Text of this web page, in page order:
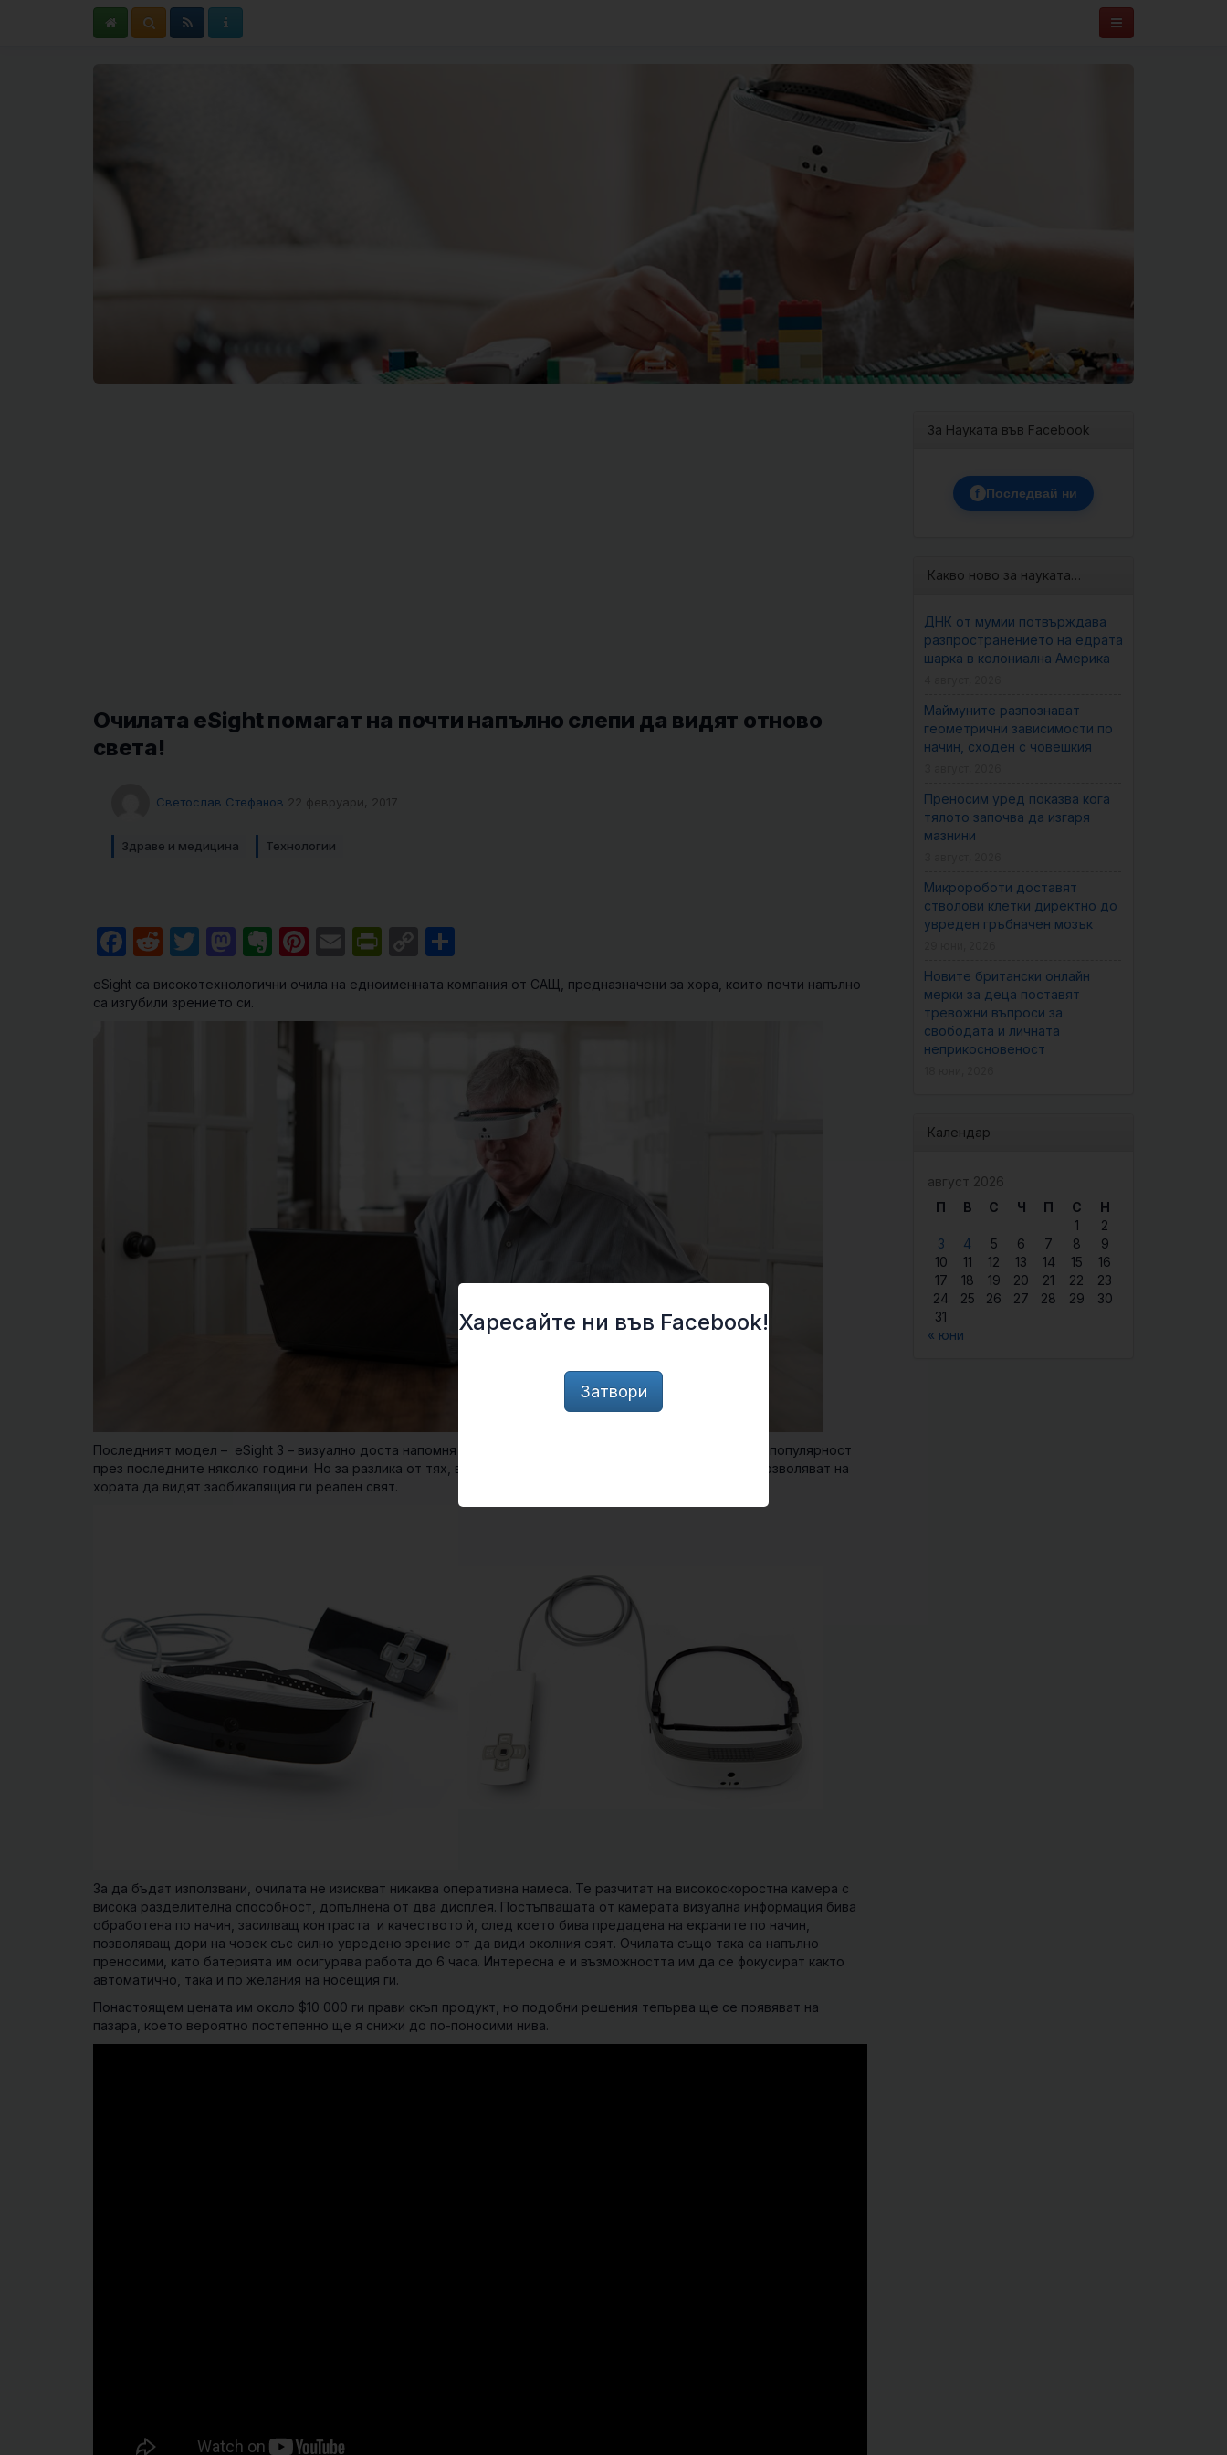
Очилата eSight помагат на почти напълно слепи да видят отново
света!
Светослав Стефанов 22 февруари, 2017
Здраве и медицина Технологии
Facebook
RedditTwitter
Mastodon
Evernote
Pinterest
EmailPrintFriendly
Copy
eSight са високотехнологични очила на едноименната компания от САЩ, предназначени за хора, които почти напълно
са изгубили зрението си.
Последният модел – eSight 3 – визуално доста напомня очилата за виртуална реалност, които набират популярност
през последните няколко години. Но за разлика от тях, вместо да правят виртуалния по-истински, те позволяват на
хората да видят заобикалящия ги реален свят.
За да бъдат използвани, очилата не изискват никаква оперативна намеса. Те разчитат на високоскоростна камера с
висока разделителна способност, допълнена от два дисплея. Постъпващата от камерата визуална информация бива
обработена по начин, засилващ контраста и качеството ѝ, след което бива предадена на екраните по начин,
позволяващ дори на човек със силно увредено зрение от да види околния свят. Очилата също така са напълно
преносими, като батерията им осигурява работа до 6 часа. Интересна е и възможността им да се фокусират както
автоматично, така и по желания на носещия ги.
Понастоящем цената им около $10 000 ги прави скъп продукт, но подобни решения тепърва ще се появяват на
пазара, което вероятно постепенно ще я снижи до по-поносими нива.
За Науката във Facebook
f Последвай ни
Какво ново за науката…
ДНК от мумии потвърждава
разпространението на едрата
шарка в колониална Америка
Маймуните разпознават
геометрични зависимости по
начин, сходен с човешкия
Преносим уред показва кога
тялото започва да изгаря
мазнини
Микророботи доставят
стволови клетки директно до
увреден гръбначен мозък
Новите британски онлайн
мерки за деца поставят
тревожни въпроси за
свободата и личната
неприкосновеност
Календар
август 2026
П
В С Ч П С
Н
1
2
3
4 5 6 7 8
9
10
11 12 13 14 15
16
17
18 19 20 21 22
23
24
25 26 27 28 29
30
31
« юни
Харесайте ни във Facebook!
Затвори